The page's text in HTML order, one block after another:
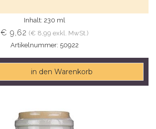
Inhalt: 230 ml
€ 9,62 (€ 8,99 exkl. MwSt.)
Artikelnummer: 50922
in den Warenkorb